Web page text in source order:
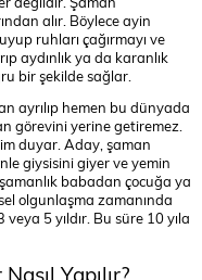
alır. Böylece ayin
ruhları çağırmayı ve
aydınlık ya da karanlık
bir şekilde sağlar.
ayrılıp hemen bu dünyada
görevini yerine getiremez.
duyar. Aday, şaman
giysisini giyer ve yemin
babadan çocuğa ya
olgunlaşma zamanında
5 yıldır. Bu süre 10 yıla
Yapılır?